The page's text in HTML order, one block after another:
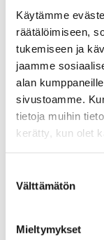
Käytämme
räätälöimiseen,
tukemiseen ja
jaamme
alan
sivustoamme.
tietoja muihin
kerätty, kun olet
valinta
Välttämätön
Mieltymykset
11,90€
Heti saatavilla verkkokaupasta
Lue lisää